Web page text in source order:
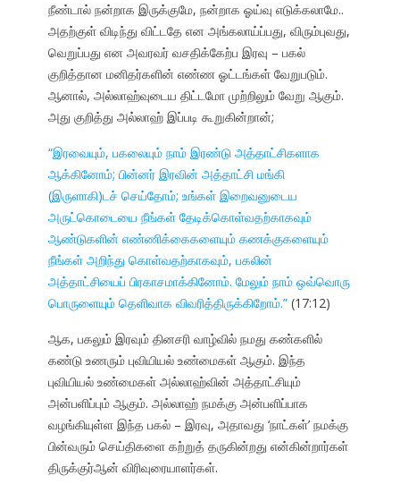
நீண்டால் நன்றாக இருக்குமே, நன்றாக ஓய்வு எடுக்கலாமே..
அதற்குள் விடிந்து விட்டதே என அங்கலாய்ப்பது, விரும்புவது,
வெறுப்பது என அவரவர் வசதிக்கேற்ப இரவு – பகல்
குறித்தான மனிதர்களின் எண்ண ஓட்டங்கள் வேறுபடும்.
ஆனால், அல்லாஹ்வுடைய திட்டமோ முற்றிலும் வேறு ஆகும்.
அது குறித்து அல்லாஹ் இப்படி கூறுகின்றான்;
“இரவையும், பகலையும் நாம் இரண்டு அத்தாட்சிகளாக
ஆக்கினோம்; பின்னர் இரவின் அத்தாட்சி மங்கி
(இருளாகி)டச் செய்தோம்; உங்கள் இறைவனுடைய
அருட்கொடையை நீங்கள் தேடிக்கொள்வதற்காகவும்
ஆண்டுகளின் எண்ணிக்கைகளையும் கணக்குகளையும்
நீங்கள் அறிந்து கொள்வதற்காகவும், பகலின்
அத்தாட்சியைப் பிரகாசமாக்கினோம். மேலும் நாம் ஒவ்வொரு
பொருளையும் தெளிவாக விவரித்திருக்கிறோம்.” (17:12)
ஆக, பகலும் இரவும் தினசரி வாழ்வில் நமது கண்களில்
கண்டு உணரும் புவியியல் உண்மைகள் ஆகும். இந்த
புவியியல் உண்மைகள் அல்லாஹ்வின் அத்தாட்சியும்
அன்பளிப்பும் ஆகும். அல்லாஹ் நமக்கு அன்பளிப்பாக
வழங்கியுள்ள இந்த பகல் – இரவு, அதாவது ‘நாட்கள்’ நமக்கு
பின்வரும் செய்திகளை கற்றுத் தருகின்றது என்கின்றார்கள்
திருக்குர்ஆன் விரிவுரையாளர்கள்.